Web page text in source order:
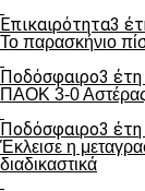
Επικαιρότητα3
Το παρασκήνιο
Ποδόσφαιρο3
ΠΑΟΚ 3-0
Ποδόσφαιρο3
Έκλεισε η
διαδικαστικά